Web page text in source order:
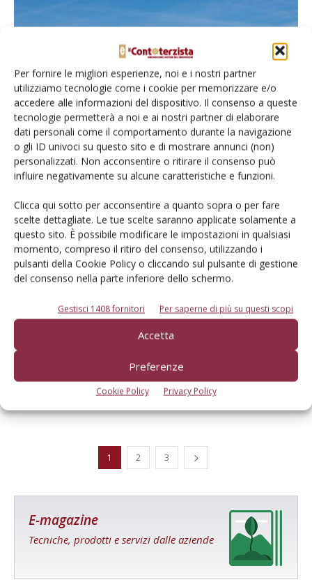
Per fornire le migliori esperienze, noi e i nostri partner
utilizziamo tecnologie come i cookie per memorizzare e/o
accedere alle informazioni del dispositivo. Il consenso a queste
tecnologie permetterà a noi e ai nostri partner di elaborare
dati personali come il comportamento durante la navigazione
o gli ID univoci su questo sito e di mostrare annunci (non)
personalizzati. Non acconsentire o ritirare il consenso può
influire negativamente su alcune caratteristiche e funzioni.
Clicca qui sotto per acconsentire a quanto sopra o per fare
scelte dettagliate. Le tue scelte saranno applicate solamente a
questo sito. È possibile modificare le impostazioni in qualsiasi
momento, compreso il ritiro del consenso, utilizzando i
pulsanti della Cookie Policy o cliccando sul pulsante di gestione
del consenso nella parte inferiore dello schermo.
Gestisci 1408 fornitori Per saperne di più su questi scopi
Accetta
Preferenze
Cookie Policy Privacy Policy
Per partire con il piede giusto
DiRoberto Guidotti 16 Maggio 2022
Emilia-Romagna, ecco i dettagli del bando
per l’acquisto di macchinari
27 Aprile 2022
1 2 3
E-magazine
Tecniche, prodotti e servizi dalle aziende